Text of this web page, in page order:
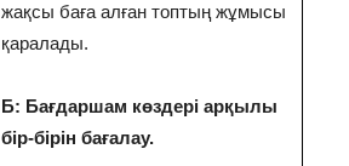
жақсы баға алған топтың жұмысы
қаралады.
Б: Бағдаршам көздері арқылы
бір-бірін бағалау.